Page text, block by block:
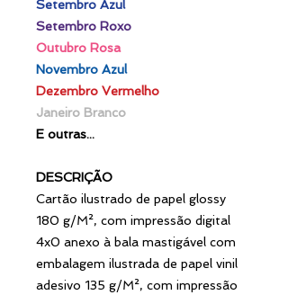
Setembro Azul
Setembro Roxo
Outubro Rosa
Novembro Azul
Dezembro Vermelho
Janeiro Branco
E outras...
DESCRIÇÃO
Cartão ilustrado de papel glossy
180 g/M², com impressão digital
4x0 anexo à bala mastigável com
embalagem ilustrada de papel vinil
adesivo 135 g/M², com impressão